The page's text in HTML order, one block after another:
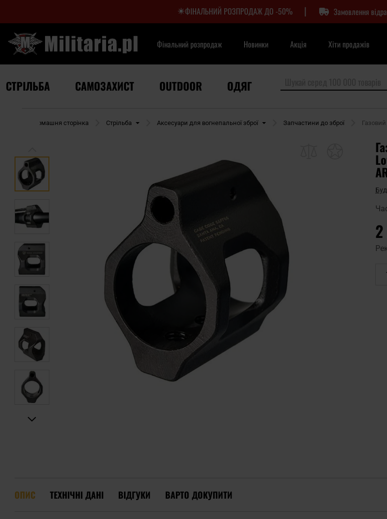
ФІНАЛЬНИЙ РОЗПРОДАЖ ДО -50% | Замовлення
Фінальний розпродаж Новинки Акція Хіти продажів
СТРІЛЬБА САМОЗАХИСТ OUTDOOR ОДЯГ
Домашня сторінка Стрільба Аксесуари для вогнепальної зброї Запчастини до зброї
ОПИС ТЕХНІЧНІ ДАНІ ВІДГУКИ ВАРТО ДОКУПИТИ